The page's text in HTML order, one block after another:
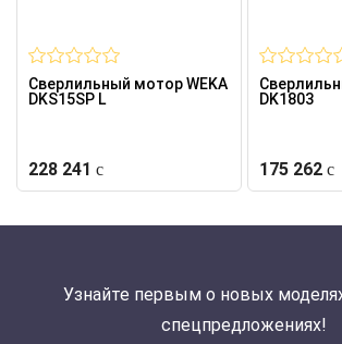
Сверлильный мотор WEKA
DKS15SP L
228 241
DK1803
175 262
Узнайте первым о новых
спецпредложениях!